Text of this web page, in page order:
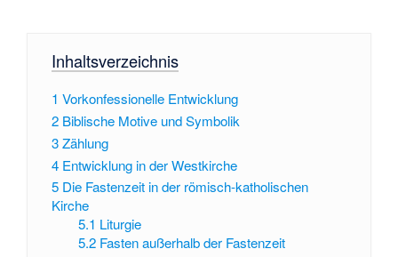
Inhaltsverzeichnis
1 Vorkonfessionelle Entwicklung
2 Biblische Motive und Symbolik
3Zählung
4 Entwicklung in der Westkirche
5 Die Fastenzeit in der römisch-katholischen
Kirche
5.1 Liturgie
5.2 Fasten außerhalb der Fastenzeit